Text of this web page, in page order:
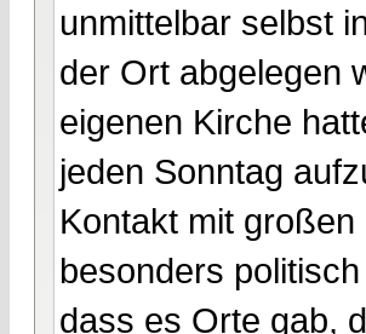
unmittelbar selbst
der Ort abgelegen
eigenen Kirche
jeden Sonntag
Kontakt mit
besonders
dass es Orte gab,